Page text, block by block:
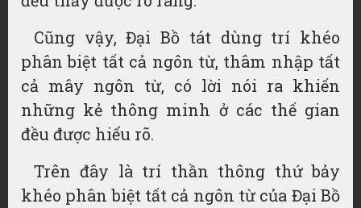
Cũng vậy, Đại Bồ tát dùng trí khéo
phân biệt tất cả ngôn từ, thâm nhập tất
cả mây ngôn từ, có lời nói ra khiến
những kẻ thông minh ở các thế gian
đều được hiểu rõ.
Trên đây là trí thần thông thứ bảy
khéo phân biệt tất cả ngôn từ của Đại Bồ